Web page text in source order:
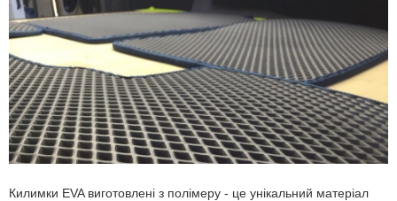
Килимки EVA виготовлені з полімеру - це унікальний матеріал